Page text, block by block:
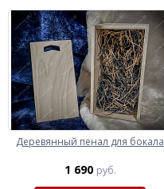
Деревянный пенал для бокала
1 690 руб.